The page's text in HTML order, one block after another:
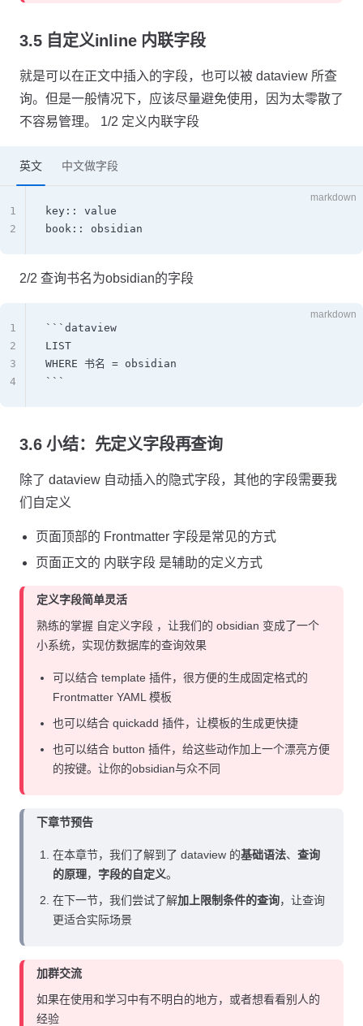
3.5 自定义inline 内联字段
就是可以在正文中插入的字段，也可以被 dataview 所查
询。但是一般情况下，应该尽量避免使用，因为太零散了
不容易管理。 1/2 定义内联字段
英文 中文做字段
markdown
key:: value
book:: obsidian
1
2
2/2 查询书名为obsidian的字段
markdown
```dataview
LIST
WHERE 书名 = obsidian
```
1
2
3
4
3.6 小结：先定义字段再查询
除了 dataview 自动插入的隐式字段，其他的字段需要我
们自定义
页面顶部的 Frontmatter 字段是常见的方式
页面正文的 内联字段 是辅助的定义方式
定义字段简单灵活
熟练的掌握 自定义字段 ，让我们的 obsidian 变成了一个
小系统，实现仿数据库的查询效果
可以结合 template 插件，很方便的生成固定格式的
Frontmatter YAML 模板
也可以结合 quickadd 插件，让模板的生成更快捷
也可以结合 button 插件，给这些动作加上一个漂亮方便
的按键。让你的obsidian与众不同
下章节预告
在本章节，我们了解到了 dataview 的基础语法、 查询
的原理， 字段的自定义。
在下一节，我们尝试了解加上限制条件的查询，让查询
更适合实际场景
加群交流
如果在使用和学习中有不明白的地方，或者想看看别人的
经验